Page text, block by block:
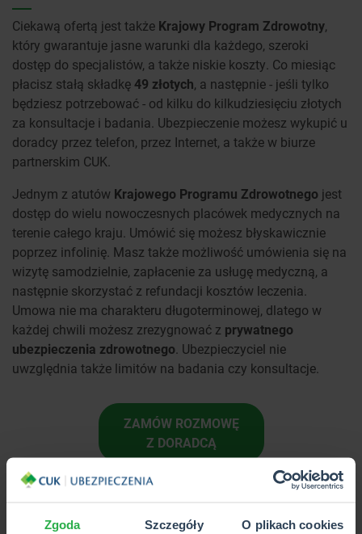
Zgoda Szczegóły O plikach cookies
Ciekawą ofertą jest także Krajowy Program Zdrowotny,
który gwarantuje jasne warunki dla każdego, szeroki
dostęp do specjalistów, a także niskie koszty. Co miesiąc
płacisz stałą składkę 49 złotych, a następnie - jeśli tylko
będziesz potrzebować - od kilku do kilkudziesięciu złotych
za konsultacje i badania. Ubezpieczenie możesz wykupić u
doradcy przez telefon, przez Internet, a także w biurze
partnerskim CUK.
Jednym z atutów Krajowego Programu Zdrowotnego jest
dostęp do wielu nowoczesnych placówek medycznych na
terenie całego kraju. Umówić się możesz błyskawicznie
poprzez infolinię. Masz także możliwość umówienia się na
wizytę samodzielnie, zapłacenie za usługę medyczną, a
następnie skorzystać z refundacji kosztów leczenia.
Umowa nie ma charakteru długoterminowej, dlatego w
każdej chwili możesz zrezygnować z prywatnego
ubezpieczenia zdrowotnego. Ubezpieczyciel nie
uwzględnia także limitów na badania czy konsultacje.
ZAMÓW ROZMOWĘ
Z DORADCĄ
Co obejmuje Krajowy Program
Zdrowotny i ile kosztuje?